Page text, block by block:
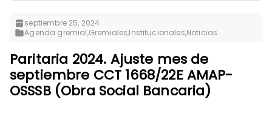
septiembre 25, 2024
Agenda gremial,Gremiales,Institucionales,Noticias
Paritaria 2024. Ajuste mes de
septiembre CCT 1668/22E AMAP-
OSSSB (Obra Social Bancaria)